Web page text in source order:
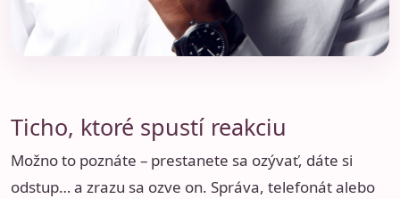
Ticho, ktoré spustí reakciu
Možno to poznáte – prestanete sa ozývať, dáte si
odstup… a zrazu sa ozve on. Správa, telefonát alebo